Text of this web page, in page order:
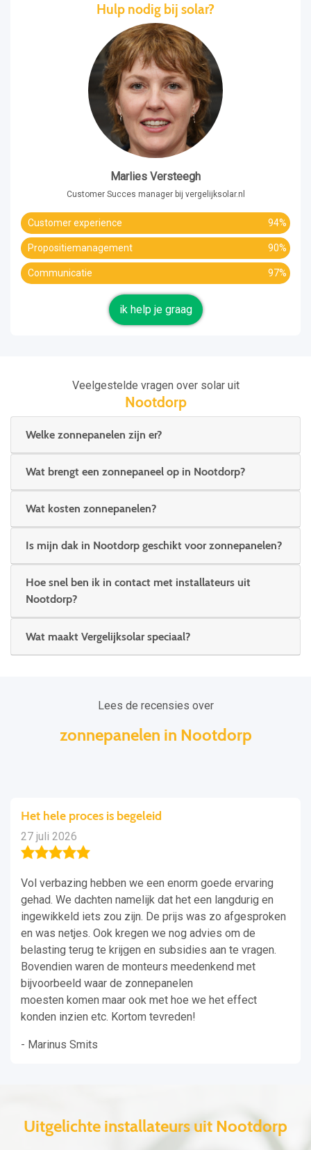
Hulp nodig bij solar?
Marlies Versteegh
Customer Succes manager bij vergelijksolar.nl
Customer experience 94%
Propositiemanagement 90%
Communicatie 97%
ik help je graag
Veelgestelde vragen over solar uit
Nootdorp
Welke zonnepanelen zijn er?
Wat brengt een zonnepaneel op in Nootdorp?
Wat kosten zonnepanelen?
Is mijn dak in Nootdorp geschikt voor zonnepanelen?
Hoe snel ben ik in contact met installateurs uit
Nootdorp?
Wat maakt Vergelijksolar speciaal?
Lees de recensies over
zonnepanelen in Nootdorp
Het hele proces is begeleid
27 juli 2026
Vol verbazing hebben we een enorm goede ervaring
gehad. We dachten namelijk dat het een langdurig en
ingewikkeld iets zou zijn. De prijs was zo afgesproken
en was netjes. Ook kregen we nog advies om de
belasting terug te krijgen en subsidies aan te vragen.
Bovendien waren de monteurs meedenkend met
bijvoorbeeld waar de zonnepanelen
moesten komen maar ook met hoe we het effect
konden inzien etc. Kortom tevreden!
- Marinus Smits
Uitgelichte installateurs uit Nootdorp